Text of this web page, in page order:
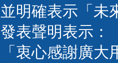
並明確表示「未
發表聲明表示：
「衷心感謝廣